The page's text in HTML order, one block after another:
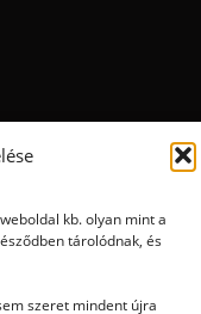
kb. olyan mint a
tárolódnak, és
szeret mindent újra